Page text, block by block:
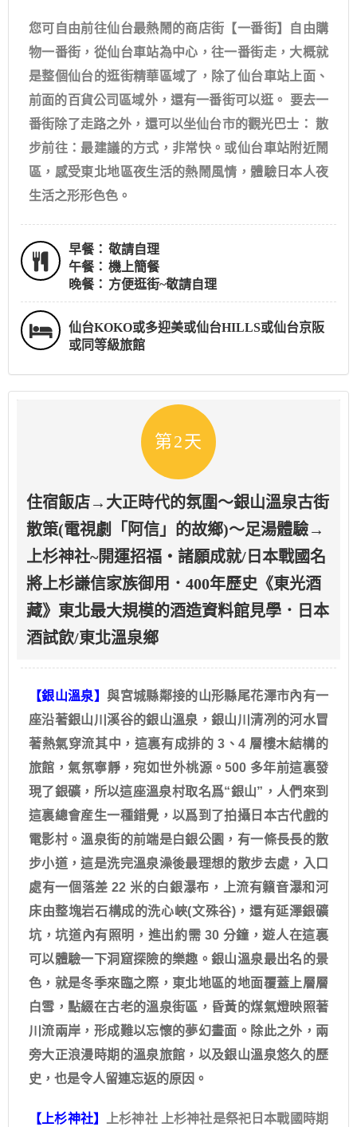
您可自由前往仙台最熱鬧的商店街【一番街】自由購
物一番街，從仙台車站為中心，往一番街走，大概就
是整個仙台的逛街精華區域了，除了仙台車站上面、
前面的百貨公司區域外，還有一番街可以逛。 要去一
番街除了走路之外，還可以坐仙台市的觀光巴士： 散
步前往：最建議的方式，非常快。或仙台車站附近鬧
區，感受東北地區夜生活的熱鬧風情，體驗日本人夜
生活之形形色色。
早餐： 敬請自理
午餐： 機上簡餐
晚餐： 方便逛街~敬請自理
仙台KOKO或多迎美或仙台HILLS或仙台京阪
或同等級旅館
第2天
住宿飯店→大正時代的氛圍～銀山溫泉古街
散策(電視劇「阿信」的故鄉)～足湯體驗→
上杉神社~開運招福・諸願成就/日本戰國名
將上杉謙信家族御用．400年歷史《東光酒
藏》東北最大規模的酒造資料館見學．日本
酒試飲/東北溫泉鄉
【銀山溫泉】與宮城縣鄰接的山形縣尾花澤市內有一
座沿著銀山川溪谷的銀山溫泉，銀山川清冽的河水冒
著熱氣穿流其中，這裏有成排的 3、4 層樓木結構的
旅館，氣氛寧靜，宛如世外桃源。500 多年前這裏發
現了銀礦，所以這座溫泉村取名爲“銀山”，人們來到
這裏總會産生一種錯覺，以爲到了拍攝日本古代戲的
電影村。溫泉街的前端是白銀公園，有一條長長的散
步小道，這是洗完溫泉澡後最理想的散步去處，入口
處有一個落差 22 米的白銀瀑布，上流有籟音瀑和河
床由整塊岩石構成的洗心峽(文殊谷)，還有延澤銀礦
坑，坑道內有照明，進出約需 30 分鐘，遊人在這裏
可以體驗一下洞窟探險的樂趣。銀山溫泉最出名的景
色，就是冬季來臨之際，東北地區的地面覆蓋上層層
白雪，點綴在古老的溫泉街區，昏黃的煤氣燈映照著
川流兩岸，形成難以忘懷的夢幻畫面。除此之外，兩
旁大正浪漫時期的溫泉旅館，以及銀山溫泉悠久的歷
史，也是令人留連忘返的原因。
【上杉神社】 上杉神社 上杉神社是祭祀日本戰國時期